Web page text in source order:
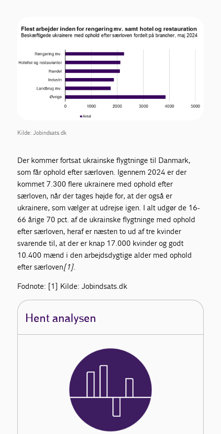
Kilde: Jobindsats.dk
Der kommer fortsat ukrainske flygtninge til Danmark,
som får ophold efter særloven. Igennem 2024 er der
kommet 7.300 flere ukrainere med ophold efter
særloven, når der tages højde for, at der også er
ukrainere, som vælger at udrejse igen. I alt udgør de 16-
66 årige 70 pct. af de ukrainske flygtninge med ophold
efter særloven, heraf er næsten to ud af tre kvinder
svarende til, at der er knap 17.000 kvinder og godt
10.400 mænd i den arbejdsdygtige alder med ophold
efter særloven[1].
Fodnote: [1] Kilde: Jobindsats.dk
Hent analysen